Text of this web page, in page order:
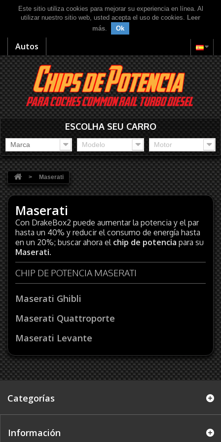
Este sitio utiliza cookies para mejorar su experiencia en línea. Al
utilizar nuestro sitio web, usted acepta el uso de cookies. Leer
más. Ok
Autos
ESCOLHA SEU CARRO
Marca Modelo Motor
> Maserati
Maserati
Con DrakeBox2 puede aumentar la potencia y el par
hasta un 40% y reducir el consumo de energía hasta
en un 20%; buscar ahora el chip de potencia para su
Maserati.
CHIP DE POTENCIA MASERATI
Maserati Ghibli
Maserati Quattroporte
Maserati Levante
Categorías
Información